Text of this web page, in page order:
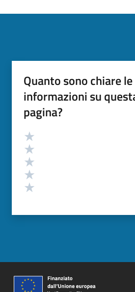
Quanto sono chiare le
informazioni su
pagina?
Valutazione